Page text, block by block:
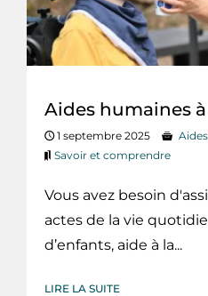
Aides humaines
1 septembre 2025
Savoir et comprendre
Vous avez besoin
actes de la vie
d’enfants, aide à la...
LIRE LA SUITE